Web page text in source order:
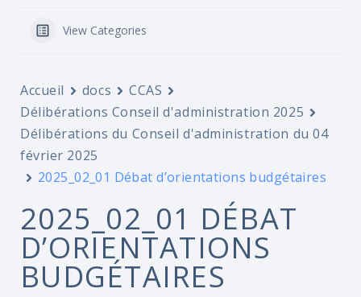
View Categories
Accueil docs
CCAS
Délibérations Conseil d'administration 2025
Délibérations du Conseil d'administration du 04
février 2025
2025_02_01 Débat d’orientations budgétaires
2025_02_01 DÉBAT
D’ORIENTATIONS
BUDGÉTAIRES